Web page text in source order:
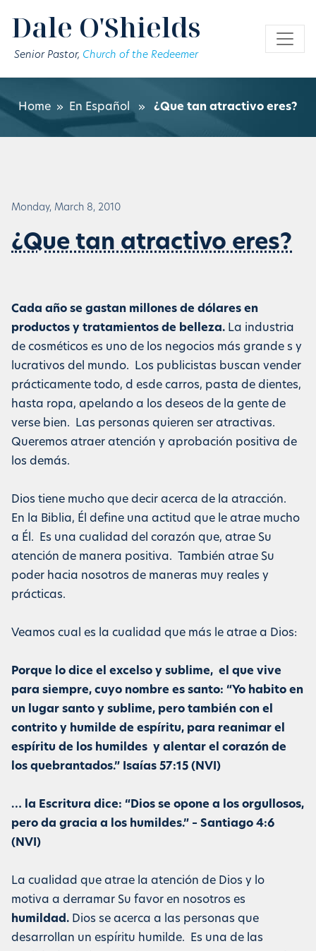
Dale O'Shields
Senior Pastor, Church of the Redeemer
Home » En Español » ¿Que tan atractivo eres?
Monday, March 8, 2010
¿Que tan atractivo eres?
Cada año se gastan millones de dólares en
productos y tratamientos de belleza. La industria
de cosméticos es uno de los negocios más grande s y
lucrativos del mundo. Los publicistas buscan vender
prácticamente todo, d esde carros, pasta de dientes,
hasta ropa, apelando a los deseos de la gente de
verse bien. Las personas quieren ser atractivas.
Queremos atraer atención y aprobación positiva de
los demás.
Dios tiene mucho que decir acerca de la atracción.
En la Biblia, Él define una actitud que le atrae mucho
a Él. Es una cualidad del corazón que, atrae Su
atención de manera positiva. También atrae Su
poder hacia nosotros de maneras muy reales y
prácticas.
Veamos cual es la cualidad que más le atrae a Dios:
Porque lo dice el excelso y sublime, el que vive
para siempre, cuyo nombre es santo: “Yo habito en
un lugar santo y sublime, pero también con el
contrito y humilde de espíritu, para reanimar el
espíritu de los humildes y alentar el corazón de
los quebrantados.” Isaías 57:15 (NVI)
… la Escritura dice: “Dios se opone a los orgullosos,
pero da gracia a los humildes.” – Santiago 4:6
(NVI)
La cualidad que atrae la atención de Dios y lo
motiva a derramar Su favor en nosotros es
humildad. Dios se acerca a las personas que
desarrollan un espíritu humilde. Es una de las